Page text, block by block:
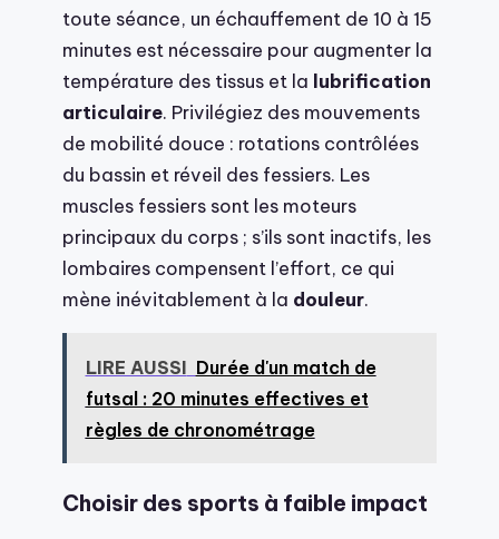
toute séance, un échauffement de 10 à 15
minutes est nécessaire pour augmenter la
température des tissus et la lubrification
articulaire. Privilégiez des mouvements
de mobilité douce : rotations contrôlées
du bassin et réveil des fessiers. Les
muscles fessiers sont les moteurs
principaux du corps ; s’ils sont inactifs, les
lombaires compensent l’effort, ce qui
mène inévitablement à la douleur.
LIRE AUSSI Durée d'un match de
futsal : 20 minutes effectives et
règles de chronométrage
Choisir des sports à faible impact